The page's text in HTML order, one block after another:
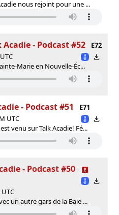
nous rejoint pour une ...
Acadie - Podcast #52
E72
Marie en Nouvelle-Éc...
- Podcast #51
E71
UTC
venu sur Talk Acadie! Fé...
- Podcast #50
un autre gars de la Baie ...